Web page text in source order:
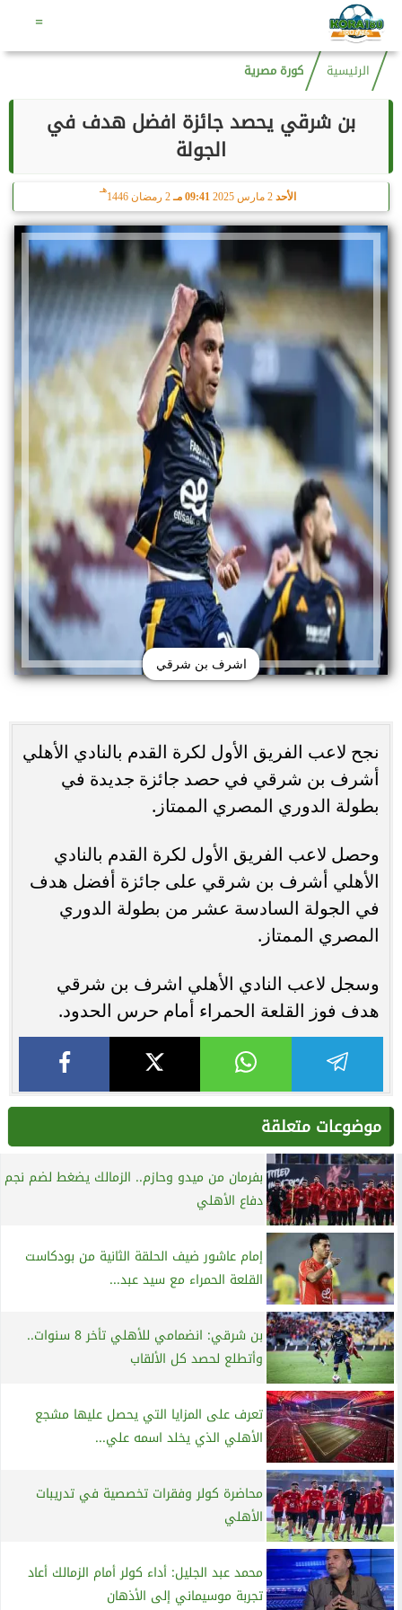
=
الرئيسية كورة مصرية
بن شرقي يحصد جائزة افضل هدف في
الجولة
الأحد 2 مارس 2025 09:41 مـ 2 رمضان 1446
هـ
اشرف بن شرقي
نجح لاعب الفريق الأول لكرة القدم بالنادي الأهلي
أشرف بن شرقي في حصد جائزة جديدة في
بطولة الدوري المصري الممتاز.
وحصل لاعب الفريق الأول لكرة القدم بالنادي
الأهلي أشرف بن شرقي على جائزة أفضل هدف
في الجولة السادسة عشر من بطولة الدوري
المصري الممتاز.
وسجل لاعب النادي الأهلي اشرف بن شرقي
هدف فوز القلعة الحمراء أمام حرس الحدود.
موضوعات متعلقة
بفرمان من ميدو وحازم.. الزمالك يضغط لضم نجم
دفاع الأهلي
إمام عاشور ضيف الحلقة الثانية من بودكاست
القلعة الحمراء مع سيد عبد...
بن شرقي: انضمامي للأهلي تأخر 8 سنوات..
وأتطلع لحصد كل الألقاب
تعرف على المزايا التي يحصل عليها مشجع
الأهلي الذي يخلد اسمه علي...
محاضرة كولر وفقرات تخصصية في تدريبات
الأهلي
محمد عبد الجليل: أداء كولر أمام الزمالك أعاد
تجربة موسيماني إلى الأذهان